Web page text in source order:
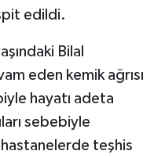
edildi.
Bilal
eden kemik ağrısı
hayatı adeta
sebebiyle
teşhis